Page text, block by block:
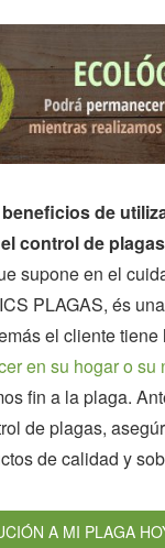
beneficios de
control de plagas
supone en el
PLAGAS, és
el cliente
en su hogar o su
fin a la plaga.
de plagas,
de calidad y
A MI PLAGA